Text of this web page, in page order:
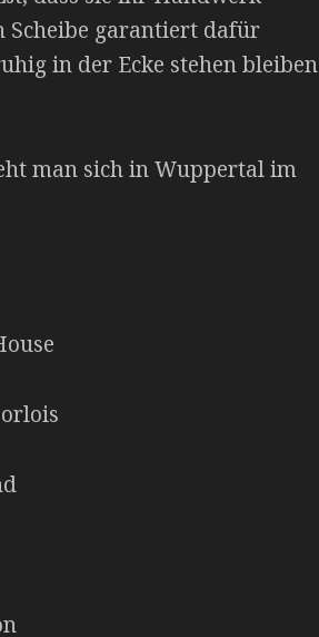
Scheibe garantiert dafür
in der Ecke stehen bleiben
man sich in Wuppertal im